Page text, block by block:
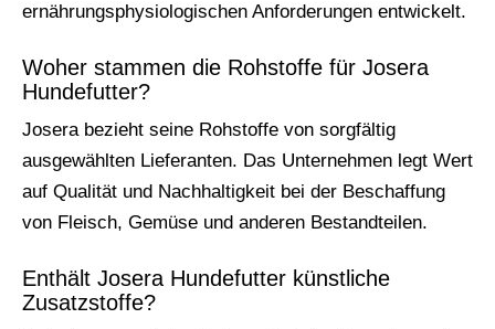
ernährungsphysiologischen Anforderungen entwickelt.
Woher stammen die Rohstoffe für Josera
Hundefutter?
Josera bezieht seine Rohstoffe von sorgfältig
ausgewählten Lieferanten. Das Unternehmen legt Wert
auf Qualität und Nachhaltigkeit bei der Beschaffung
von Fleisch, Gemüse und anderen Bestandteilen.
Enthält Josera Hundefutter künstliche
Zusatzstoffe?